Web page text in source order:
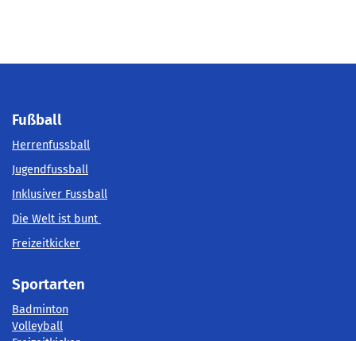
Fußball
Herrenfussball
Jugendfussball
Inklusiver Fussball
Die Welt ist bunt
Freizeitkicker
Sportarten
Badminton
Volleyball